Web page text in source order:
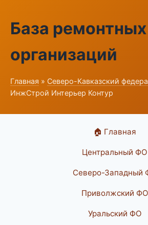
База ремонтных
организаций
Главная » Северо-Кавказский
ИнжСтрой Интерьер Контур
🏠 Главная
Центральный ФО
Северо-Западный
Приволжский ФО
Уральский ФО